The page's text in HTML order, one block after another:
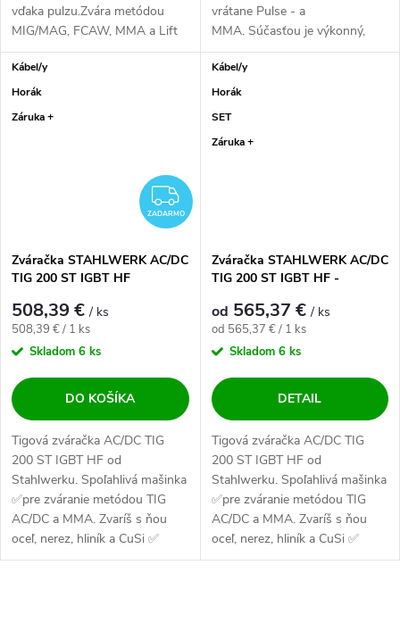
vďaka pulzu.Zvára metódou
MIG/MAG, FCAW, MMA a Lift
TIG. Zvaríš s ňou...
vrátane Pulse - a
MMA. Súčasťou je výkonný,
vodou chladenie horák...
Kábel/y
Horák
Záruka +
ZADARMO
ZADARMO
Zváračka STAHLWERK AC/DC
TIG 200 ST IGBT HF
508,39 €/ ks
Jednotková cena:
508,39 € / 1 ks
Skladom 6 ks
DO KOŠÍKA
Tigová zváračka AC/DC TIG
200 ST IGBT HF od
Stahlwerku. Spoľahlivá mašinka
✅pre zváranie metódou TIG
AC/DC a MMA. Zvaríš s ňou
oceľ, nerez, hliník a CuSi ✅
Kábel/y
Horák
SET
Záruka +
Zváračka STAHLWERK AC/DC
TIG 200 ST IGBT HF -
od 565,37 €/ ks
Jednotková cena:
od 565,37 € / 1 ks
Skladom 6 ks
DETAIL
Tigová zváračka AC/DC TIG
200 ST IGBT HF od
Stahlwerku. Spoľahlivá mašinka
✅pre zváranie metódou TIG
AC/DC a MMA. Zvaríš s ňou
oceľ, nerez, hliník a CuSi ✅